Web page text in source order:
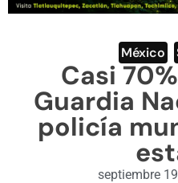
México
Casi
Guardia
policía
septiembre